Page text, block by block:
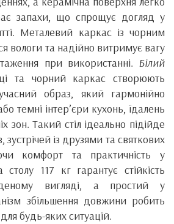
запахи, що спрощує догляд у
Металевий каркас із чорним
вологи та надійно витримує вагу
при використанні. Білий
та чорний каркас створюють
образ, який гармонійно
темні інтер’єри кухонь, їдалень
зон. Такий стіл ідеально підійде
зустрічей із друзями та святкових
комфорт та практичність у
столу 117 кг гарантує стійкість
вигляді, а простий у
збільшення довжини робить
будь-яких ситуацій.